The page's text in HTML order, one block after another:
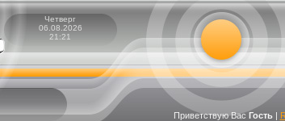
Четверг
06.08.2026
21:21
Приветствую Вас Гость|